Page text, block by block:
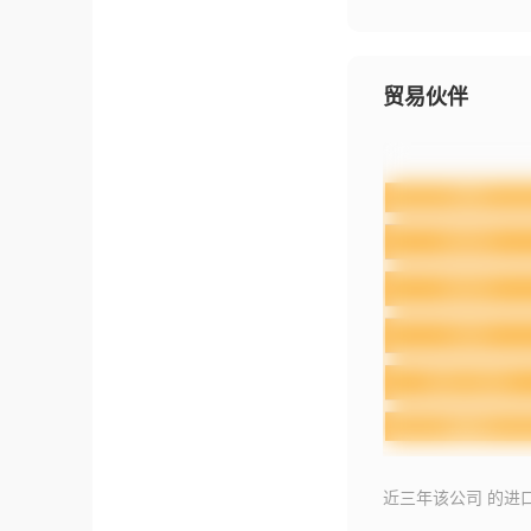
贸易伙伴
近三年该公司 的进